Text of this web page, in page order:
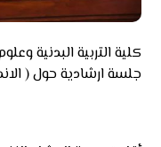
كلية التربية البدنية
جلسة ارشادية حول (